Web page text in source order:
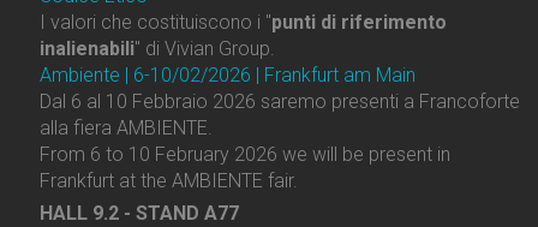
I valori che costituiscono i "punti di riferimento
inalienabili" di Vivian Group.
Ambiente | 6-10/02/2026 | Frankfurt am Main
Dal 6 al 10 Febbraio 2026 saremo presenti a Francoforte
alla fiera AMBIENTE.
From 6 to 10 February 2026 we will be present in
Frankfurt at the AMBIENTE fair.
HALL 9.2 - STAND A77